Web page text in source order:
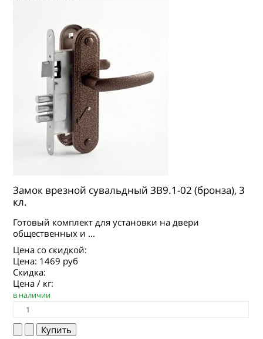
Замок врезной сувальдный ЗВ9.1-02 (бронза), 3
кл.
Готовый комплект для установки на двери
общественных и ...
Цена со скидкой:
Цена: 1469 руб
Скидка:
Цена / кг:
в наличии